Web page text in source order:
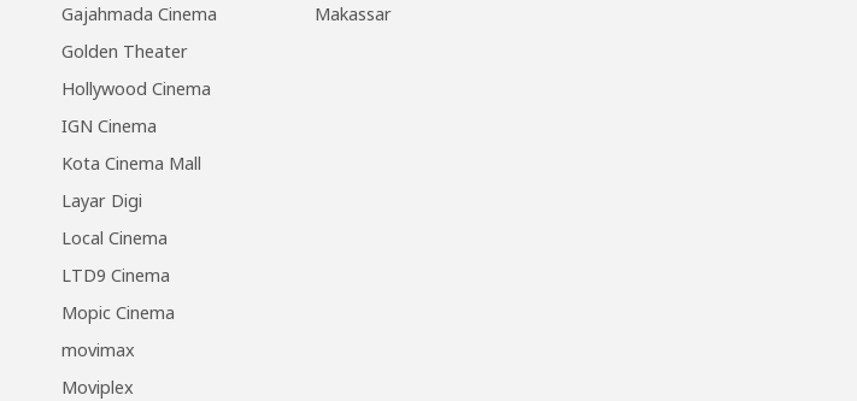
Gajahmada Cinema
Golden Theater
Hollywood Cinema
IGN Cinema
Kota Cinema Mall
Layar Digi
Local Cinema
LTD9 Cinema
Mopic Cinema
movimax
Moviplex
Makassar